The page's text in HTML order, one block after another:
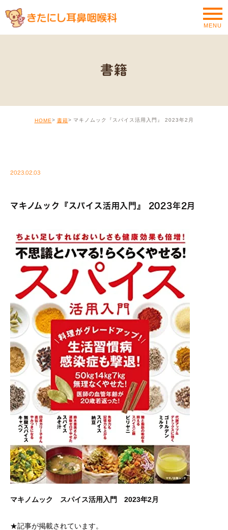
MENU
書籍
HOME 書籍 マキノムック『スパイス活用入門』 2023年2月
2023.02.03
マキノムック『スパイス活用入門』 2023年2月
マキノムック スパイス活用入門 2023年2月
★記事が掲載されています。